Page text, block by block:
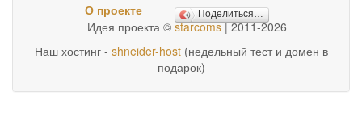
О проекте Поделиться…
Идея проекта © starcoms| 2011-2026
Наш хостинг - shneider-host(недельный тест и домен в
подарок)